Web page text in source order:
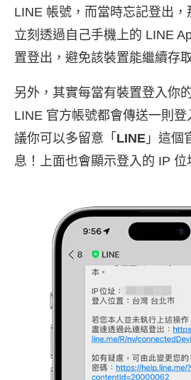
LINE 帳號，而當時忘記登出
立刻透過自己手機上的 LINE
置登出，避免該裝置能繼續存
另外，其實每當有裝置登入你
LINE 官方帳號都會傳送一則
議你可以多留意「 LINE 」這個
息！上面也會顯示登入的 IP 位